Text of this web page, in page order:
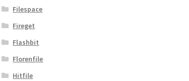
Filespace
Fireget
Flashbit
Florenfile
Hitfile